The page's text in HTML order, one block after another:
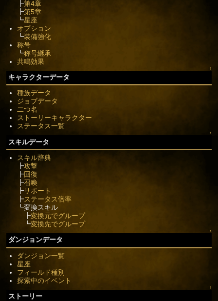
┣第4章
┣第5章
┗星座
オプション
┗装備強化
称号
┗称号継承
共鳴効果
↑
キャラクターデータ
種族データ
ジョブデータ
二つ名
ストーリーキャラクター
ステータス一覧
↑
スキルデータ
スキル辞典
┣攻撃
┣回復
┣召喚
┣サポート
┣ステータス倍率
┗変換スキル
┣変換元でグループ
┗変換先でグループ
↑
ダンジョンデータ
ダンジョン一覧
星座
フィールド種別
探索中のイベント
↑
ストーリー